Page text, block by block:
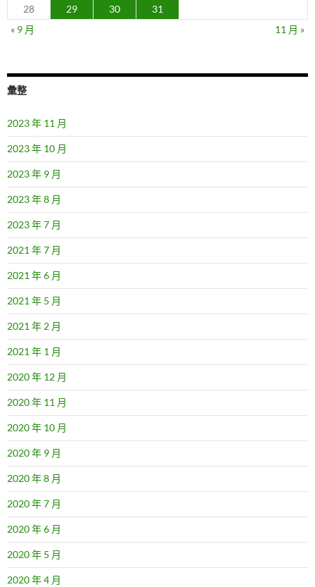
28 29 30
31
« 9 月
11 月 »
彙整
2023 年 11 月
2023 年 10 月
2023 年 9 月
2023 年 8 月
2023 年 7 月
2021 年 7 月
2021 年 6 月
2021 年 5 月
2021 年 2 月
2021 年 1 月
2020 年 12 月
2020 年 11 月
2020 年 10 月
2020 年 9 月
2020 年 8 月
2020 年 7 月
2020 年 6 月
2020 年 5 月
2020 年 4 月